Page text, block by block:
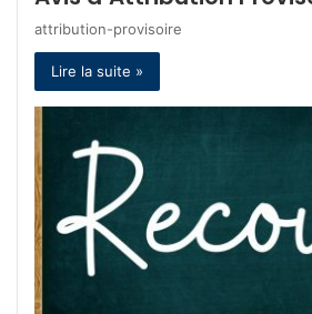
attribution-provisoire
Lire la suite »